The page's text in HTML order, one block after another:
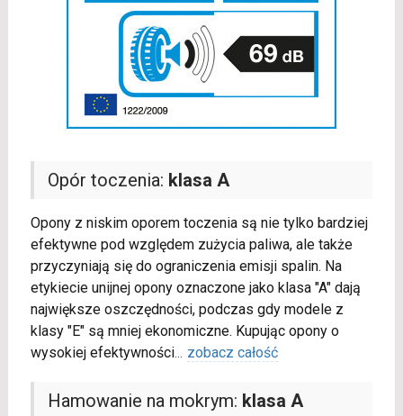
Opór toczenia: klasa A
Opony z niskim oporem toczenia są nie tylko bardziej
efektywne pod względem zużycia paliwa, ale także
przyczyniają się do ograniczenia emisji spalin. Na
etykiecie unijnej opony oznaczone jako klasa "A" dają
największe oszczędności, podczas gdy modele z
klasy "E" są mniej ekonomiczne. Kupując opony o
wysokiej efektywności... zobacz całość
Hamowanie na mokrym: klasa A